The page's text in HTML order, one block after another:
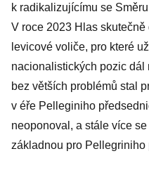
k radikalizujícímu se
V roce 2023 Hlas
levicové voliče, pro které
nacionalistických pozic
bez větších problémů stal
v éře Pelleginiho
neoponoval, a stále více
základnou pro